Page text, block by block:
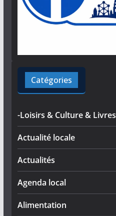
Catégories
-Loisirs & Culture & Livres
Actualité locale
Actualités
Agenda local
Alimentation